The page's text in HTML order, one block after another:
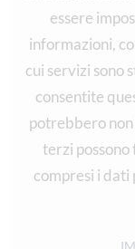
essere
informazioni,
cui servizi sono
consentite
potrebbero
terzi
compresi i dati